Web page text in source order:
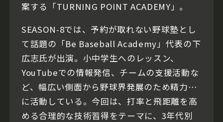
案する「TURNING POINT ACADEMY」。
SEASON-8では、予約が取れない野球塾とし
て話題の「Be Baseball Academy」代表の下
広志氏が出演。小中学生へのレッスン、
YouTubeでの情報発信、チームの支援活動な
ど、幅広い側面から野球界発展のため精力的
に活動している。今回は、打率と飛距離を高
める合理的な技術習得をテーマに、3年代別